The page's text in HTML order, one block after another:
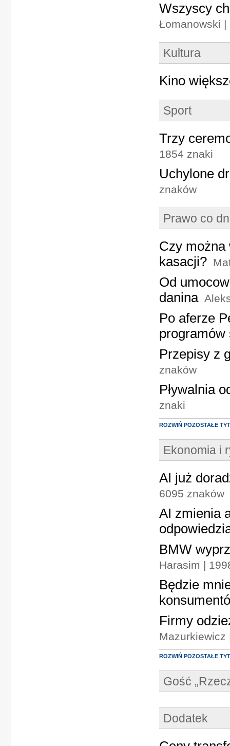
Wszyscy
Łomanowski |
Kultura
Kino
Sport
Trzy
1854 znaki
Uchylone
znaków
Prawo co
Czy można
kasacji?
Od
danina
Po aferze
programów
Przepisy z
znaków
Pływalnia
znaki
ROZWIŃ POZOSTAŁE
Ekonomia i
AI już
6095 znaków
AI zmienia
BMW
Harasim |
Będzie
Firmy
Mazurkiewicz
ROZWIŃ POZOSTAŁE
Gość
Dodatek